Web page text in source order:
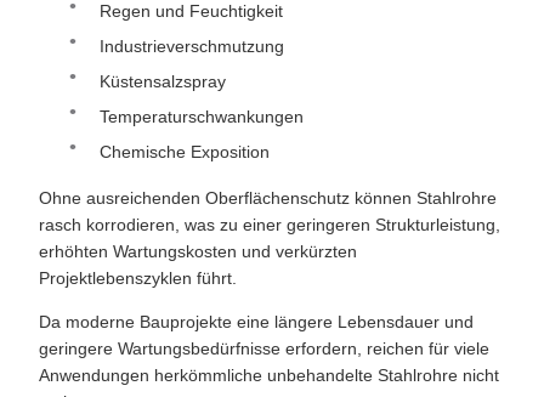
Regen und Feuchtigkeit
Industrieverschmutzung
Küstensalzspray
Temperaturschwankungen
Chemische Exposition
Ohne ausreichenden Oberflächenschutz können Stahlrohre
rasch korrodieren, was zu einer geringeren Strukturleistung,
erhöhten Wartungskosten und verkürzten
Projektlebenszyklen führt.
Da moderne Bauprojekte eine längere Lebensdauer und
geringere Wartungsbedürfnisse erfordern, reichen für viele
Anwendungen herkömmliche unbehandelte Stahlrohre nicht